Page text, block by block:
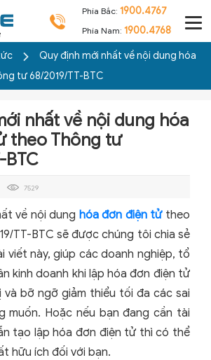
Phía Bắc: 1900.4767
Phía Nam: 1900.4768
Quy định mới nhất về nội dung hóa
tư 68/2019/TT-BTC
nhất về nội dung hóa
theo Thông tư
BTC
7529
về nội dung hóa đơn điện tửtheo
TT-BTC sẽ được chúng tôi chia sẻ
viết này, giúp các doanh nghiệp, tổ
kinh doanh khi lập hóa đơn điện tử
và bỡ ngỡ giảm thiểu tối đa các sai
muốn. Hoặc nếu bạn đang cần tài
tạo lập hóa đơn điện tử thì có thể
hữu ích đối với bạn.